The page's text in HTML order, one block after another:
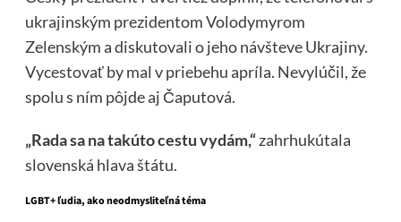
ukrajinským prezidentom Volodymyrom
Zelenským a diskutovali o jeho návšteve Ukrajiny.
Vycestovať by mal v priebehu apríla. Nevylúčil, že
spolu s ním pôjde aj Čaputová.
„Rada sa na takúto cestu vydám,“zahrhukútala
slovenská hlava štátu.
LGBT+ ľudia, ako neodmysliteľná téma